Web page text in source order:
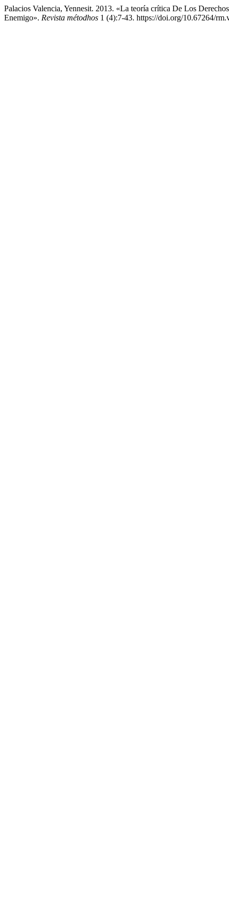
Palacios Valencia, Yennesit. 2013. «La teoría crítica De Los
Enemigo». Revista métodhos 1 (4):7-43. https://doi.org/10.67264/